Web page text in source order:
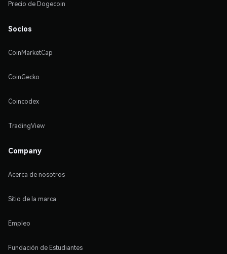
Precio de Dogecoin
Socios
CoinMarketCap
CoinGecko
Coincodex
TradingView
Company
Acerca de nosotros
Sitio de la marca
Empleo
Fundación de Estudiantes